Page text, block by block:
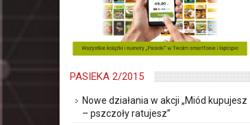
PASIEKA 2/2015
Nowe działania w akcji „Miód kupujesz
– pszczoły ratujesz”